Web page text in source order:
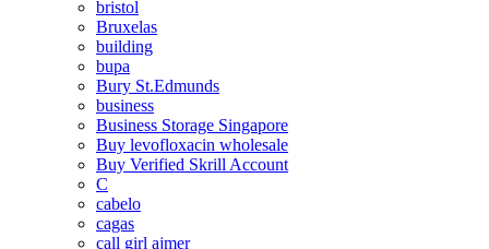
bristol
Bruxelas
building
bupa
Bury St.Edmunds
business
Business Storage Singapore
Buy levofloxacin wholesale
Buy Verified Skrill Account
C
cabelo
cagas
call girl ajmer